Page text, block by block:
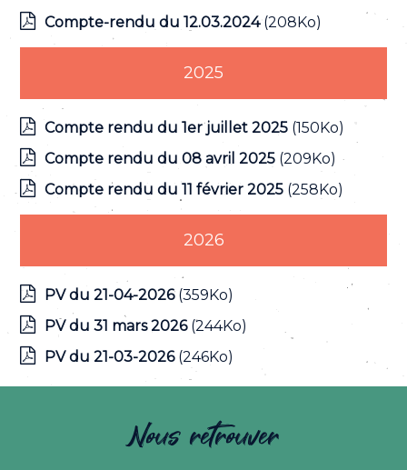
Compte-rendu du 12.03.2024(208Ko)
2025
Compte rendu du 1er juillet 2025 (150Ko)
Compte rendu du 08 avril 2025 (209Ko)
Compte rendu du 11 février 2025 (258Ko)
2026
PV du 21-04-2026(359Ko)
PV du 31 mars 2026(244Ko)
PV du 21-03-2026(246Ko)
Nous retrouver